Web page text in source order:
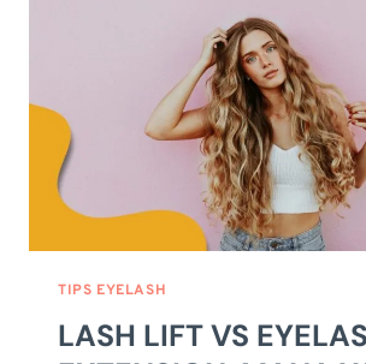
TIPS EYELASH
LASH LIFT VS